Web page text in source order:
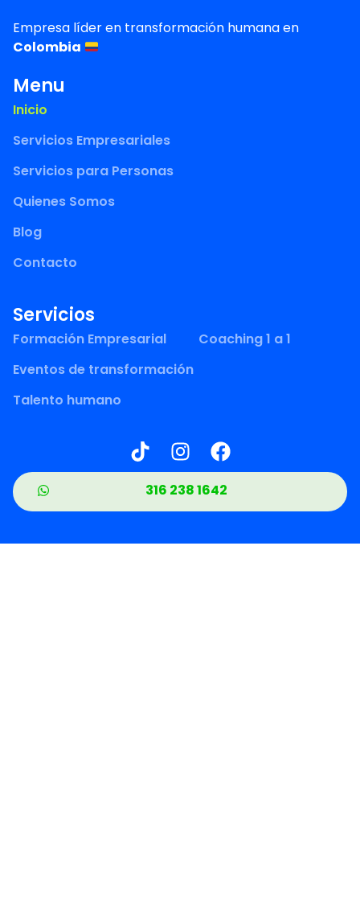
Empresa líder en transformación humana en
Colombia
Menu
Inicio
Servicios Empresariales
Servicios para Personas
Quienes Somos
Blog
Contacto
Servicios
Formación Empresarial
Coaching 1 a 1
Eventos de transformación
Talento humano
316 238 1642